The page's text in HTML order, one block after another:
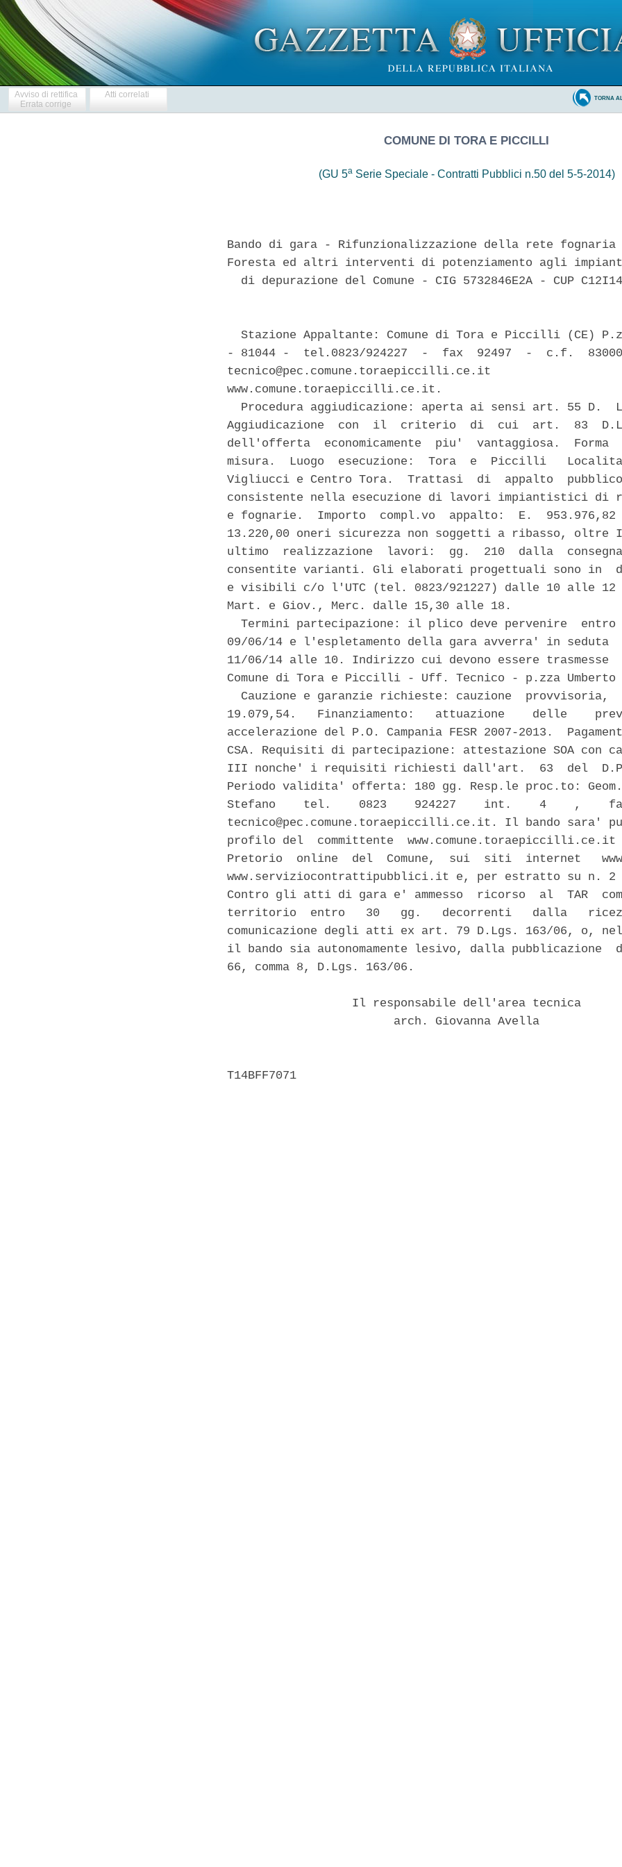
Avviso di rettifica
Errata corrige
Atti correlati TORNA
COMUNE DI TORA E PICCILLI
(GU 5aSerie Speciale - Contratti Pubblici n.50 del 5-5-2014)
Bando di gara - Rifunzionalizzazione della rete
Foresta ed altri interventi di potenziamento agli
di depurazione del Comune - CIG 5732846E2A - CUP
Stazione Appaltante: Comune di Tora e Piccilli (CE)
- 81044 -  tel.0823/924227  -  fax  92497  -  c.f.
tecnico@pec.comune.toraepiccilli.ce.it
www.comune.toraepiccilli.ce.it.
Procedura aggiudicazione: aperta ai sensi art. 55 D.
Aggiudicazione  con  il  criterio  di  cui  art.  83
dell'offerta  economicamente  piu'  vantaggiosa.
misura.  Luogo  esecuzione:  Tora  e  Piccilli
Vigliucci e Centro Tora.  Trattasi  di  appalto
consistente nella esecuzione di lavori impiantistici di
e fognarie.  Importo  compl.vo  appalto:  E.
13.220,00 oneri sicurezza non soggetti a ribasso, oltre
ultimo  realizzazione  lavori:  gg.  210  dalla
consentite varianti. Gli elaborati progettuali sono in
e visibili c/o l'UTC (tel. 0823/921227) dalle 10 alle
Mart. e Giov., Merc. dalle 15,30 alle 18.
Termini partecipazione: il plico deve pervenire  entro
09/06/14 e l'espletamento della gara avverra' in
11/06/14 alle 10. Indirizzo cui devono essere
Comune di Tora e Piccilli - Uff. Tecnico - p.zza
Cauzione e garanzie richieste: cauzione  provvisoria,
19.079,54.   Finanziamento:   attuazione    delle
accelerazione del P.O. Campania FESR 2007-2013.
CSA. Requisiti di partecipazione: attestazione SOA con
III nonche' i requisiti richiesti dall'art.  63  del
Periodo validita' offerta: 180 gg. Resp.le proc.to: Geom.
Stefano    tel.    0823    924227    int.    4    ,    fax
tecnico@pec.comune.toraepiccilli.ce.it. Il bando sara'
profilo del  committente
Pretorio  online  del  Comune,  sui  siti  internet
www.serviziocontrattipubblici.it e, per estratto su n. 2
Contro gli atti di gara e' ammesso  ricorso  al  TAR
territorio  entro   30   gg.   decorrenti   dalla
comunicazione degli atti ex art. 79 D.Lgs. 163/06, o,
il bando sia autonomamente lesivo, dalla
66, comma 8, D.Lgs. 163/06.
                  Il responsabile dell'area tecnica
                        arch. Giovanna Avella